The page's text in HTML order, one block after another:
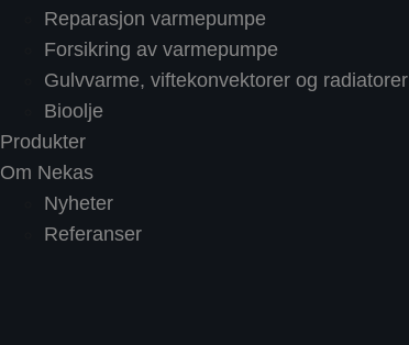
Reparasjon varmepumpe
Forsikring av varmepumpe
Gulvvarme, viftekonvektorer og radiatorer
Bioolje
Produkter
Om Nekas
Nyheter
Referanser